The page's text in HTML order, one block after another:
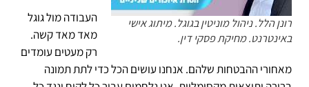
רונן הלל. ניהול מוניטין בגוגל. מיתוג אישי
באינטרנט. מחיקת פסקי דין.
העבודה מול גוגל
מאד מאד קשה.
רק מעטים עומדים
מאחורי ההבטחות שלהם. אנחנו עושים הכל כדי לתת תמונה